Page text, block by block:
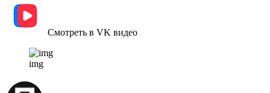
Смотреть в VK видео
img